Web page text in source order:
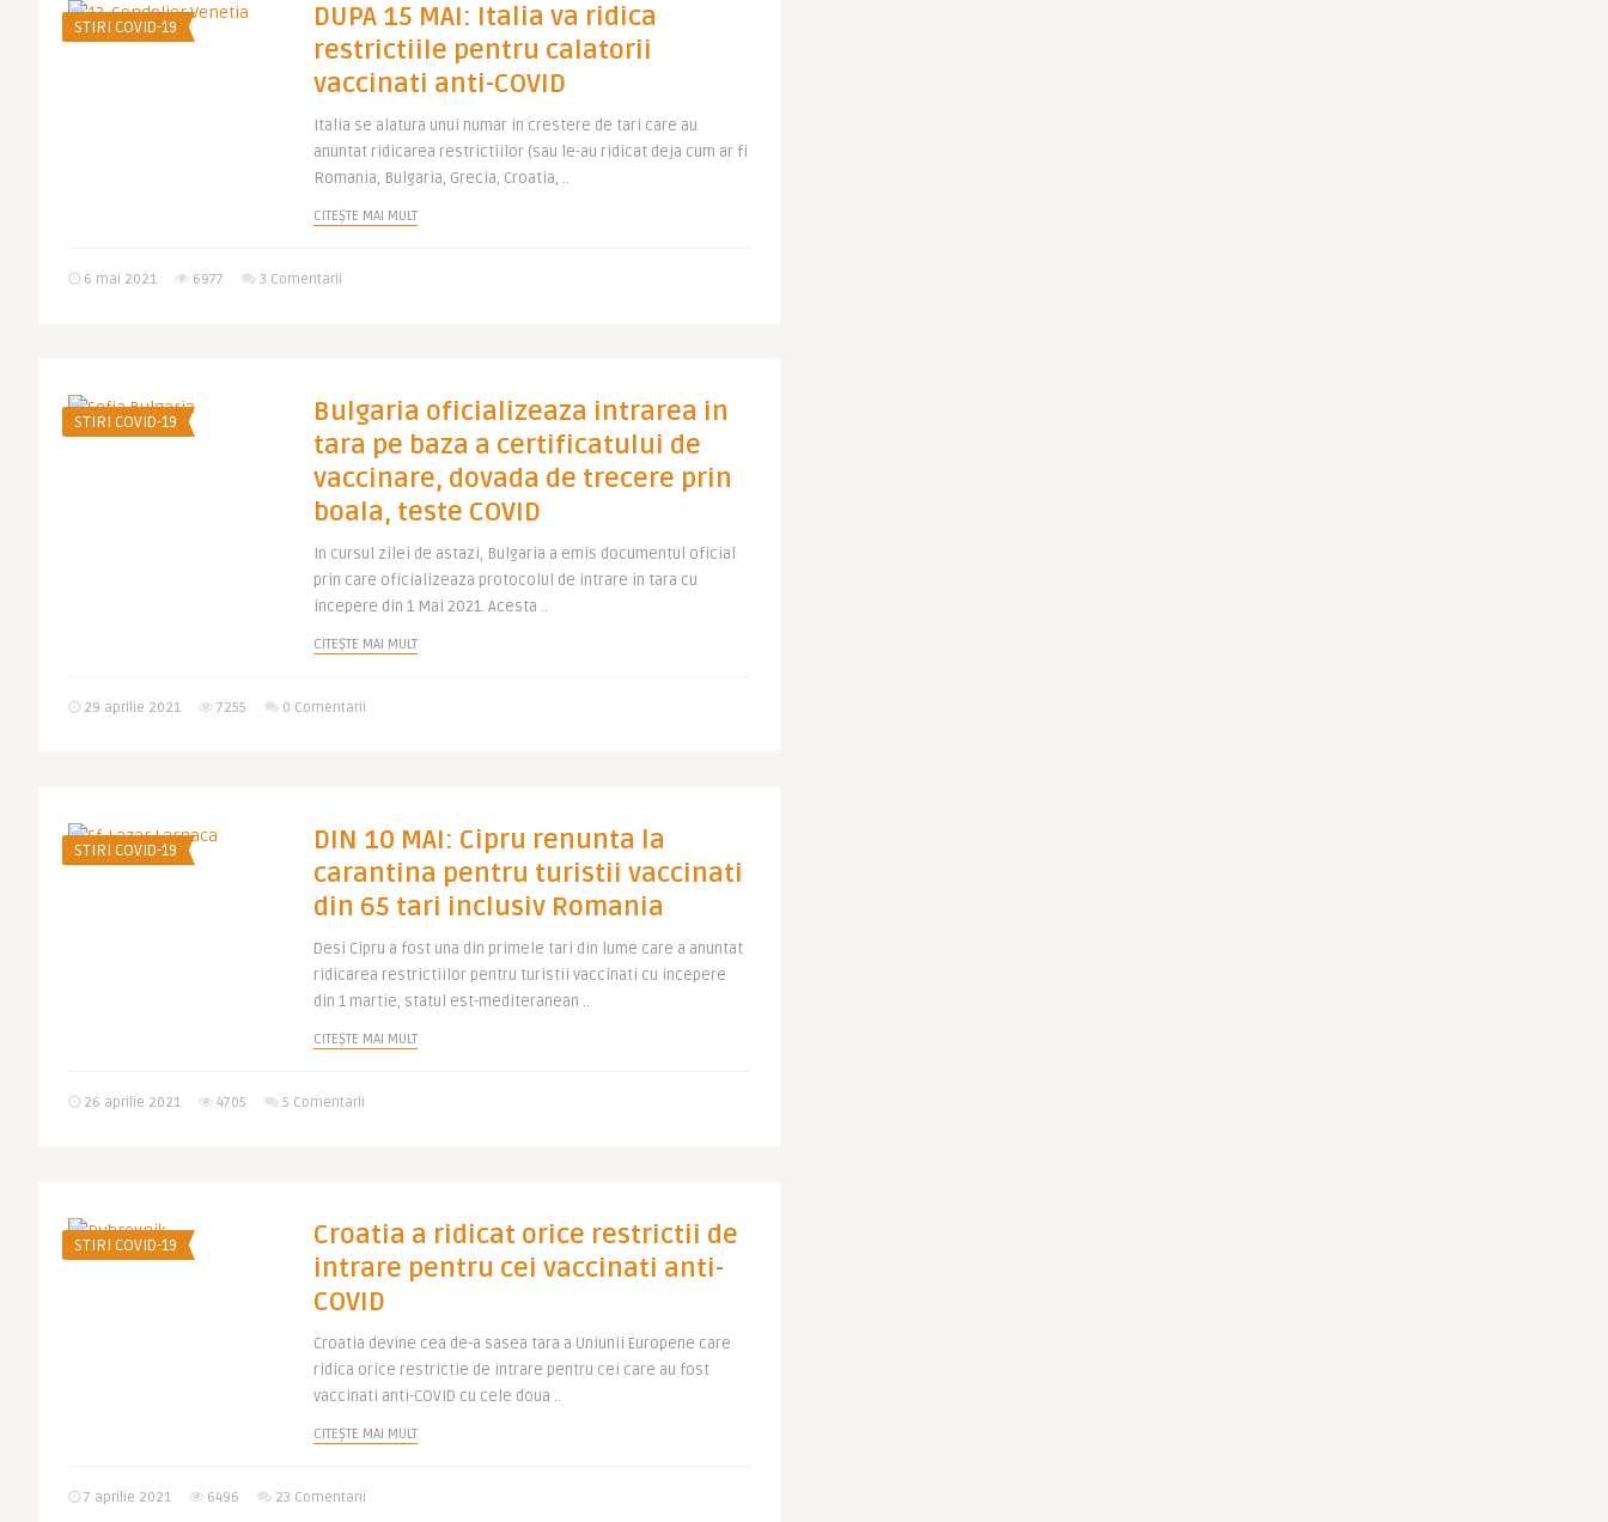
STIRI COVID-19
DUPA 15 MAI: Italia va ridica
restrictiile pentru calatorii
vaccinati anti-COVID
Italia se alatura unui numar in crestere de tari care au
anuntat ridicarea restrictiilor (sau le-au ridicat deja cum ar fi
Romania, Bulgaria, Grecia, Croatia, ..
CITEȘTE MAI MULT
6 mai 2021 6977 3 Comentarii
STIRI COVID-19
Bulgaria oficializeaza intrarea in
tara pe baza a certificatului de
vaccinare, dovada de trecere prin
boala, teste COVID
In cursul zilei de astazi, Bulgaria a emis documentul oficial
prin care oficializeaza protocolul de intrare in tara cu
incepere din 1 Mai 2021. Acesta ..
CITEȘTE MAI MULT
29 aprilie 2021 7255 0 Comentarii
STIRI COVID-19
DIN 10 MAI: Cipru renunta la
carantina pentru turistii vaccinati
din 65 tari inclusiv Romania
Desi Cipru a fost una din primele tari din lume care a anuntat
ridicarea restrictiilor pentru turistii vaccinati cu incepere
din 1 martie, statul est-mediteranean ..
CITEȘTE MAI MULT
26 aprilie 2021 4705 5 Comentarii
STIRI COVID-19
Croatia a ridicat orice restrictii de
intrare pentru cei vaccinati anti-
COVID
Croatia devine cea de-a sasea tara a Uniunii Europene care
ridica orice restrictie de intrare pentru cei care au fost
vaccinati anti-COVID cu cele doua ..
CITEȘTE MAI MULT
7 aprilie 2021 6496 23 Comentarii